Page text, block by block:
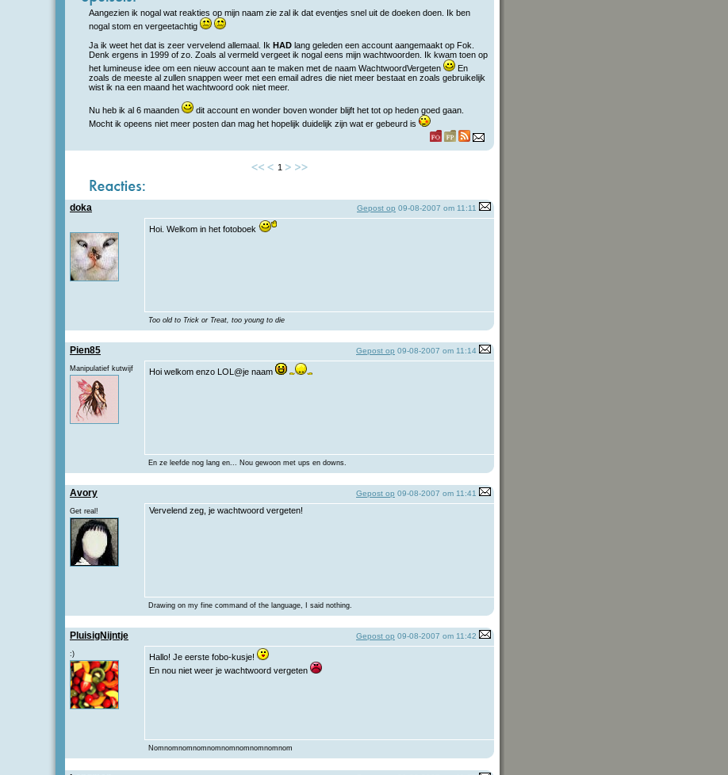
Aangezien ik nogal wat reakties op mijn naam zie zal ik dat eventjes snel uit de doeken doen. Ik ben
nogal stom en vergeetachtig
Ja ik weet het dat is zeer vervelend allemaal. Ik HAD lang geleden een account aangemaakt op Fok.
Denk ergens in 1999 of zo. Zoals al vermeld vergeet ik nogal eens mijn wachtwoorden. Ik kwam toen op
het lumineuse idee om een nieuw account aan te maken met de naam WachtwoordVergeten
En
zoals de meeste al zullen snappen weer met een email adres die niet meer bestaat en zoals gebruikelijk
wist ik na een maand het wachtwoord ook niet meer.
Nu heb ik al 6 maanden
dit account en wonder boven wonder blijft het tot op heden goed gaan.
Mocht ik opeens niet meer posten dan mag het hopelijk duidelijk zijn wat er gebeurd is
1
doka Gepost op 09-08-2007 om 11:11
Hoi. Welkom in het fotoboek
Too old to Trick or Treat, too young to die
Pien85 Gepost op 09-08-2007 om 11:14
Manipulatief kutwijf Hoi welkom enzo LOL@je naam
En ze leefde nog lang en... Nou gewoon met ups en downs.
Avory Gepost op 09-08-2007 om 11:41
Get real! Vervelend zeg, je wachtwoord vergeten!
Drawing on my fine command of the language, I said nothing.
PluisigNijntje Gepost op 09-08-2007 om 11:42
:)
Hallo! Je eerste fobo-kusje!
En nou niet weer je wachtwoord vergeten
Nomnomnomnomnomnomnomnomnomnom